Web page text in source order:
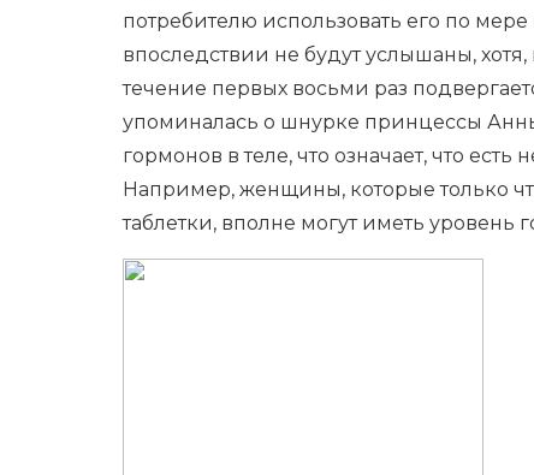
потребителю использовать его по
впоследствии не будут услышаны,
течение первых восьми раз
упоминалась о шнурке принцессы
гормонов в теле, что означает, что
Например, женщины, которые только
таблетки, вполне могут иметь уровень